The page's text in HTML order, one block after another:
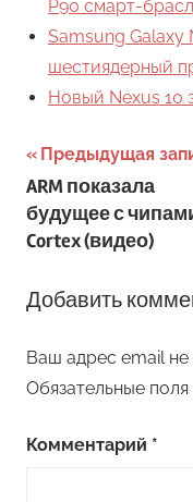
P90 смарт-
Samsung Galaxy
шестиядерный
Новый Nexus 10
Навигация
по
записям
Предыдущая
ARM показала
будущее с
Cortex (видео)
Добавить
Ваш адрес email не
Обязательные
Комментарий *